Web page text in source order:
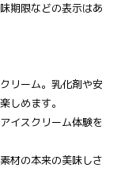
期限などの表示はあ
リーム。乳化剤や安
しめます。
イスクリーム体験を
材の本来の美味しさ